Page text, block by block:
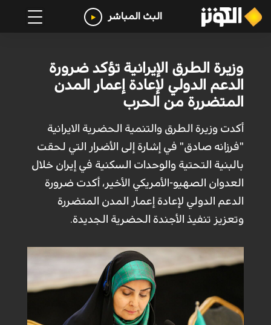
البث المباشر
وزيرة الطرق الإيرانية تؤكد ضرورة
الدعم الدولي لإعادة إعمار المدن
المتضررة من الحرب
أكدت وزيرة الطرق والتنمية الحضرية الايرانية
"فرزانه صادق" في إشارة إلى الأضرار التي لحقت
بالبنية التحتية والوحدات السكنية في إيران خلال
العدوان الصهيو-الأمريكي الأخير، أكدت ضرورة
الدعم الدولي لإعادة إعمار المدن المتضررة
وتعزيز تنفيذ الأجندة الحضرية الجديدة.